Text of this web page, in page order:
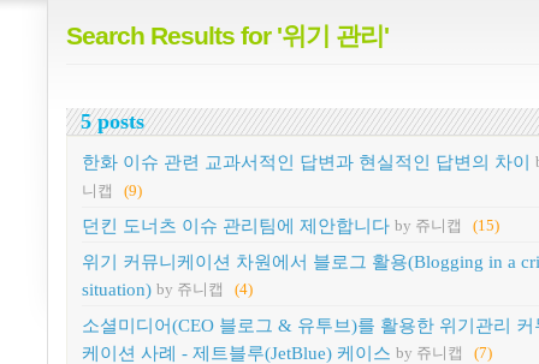
Search Results for '위기 관리'
5 posts
한화 이슈 관련 교과서적인 답변과 현실적인 답변의 차이
니캡 (9)
던킨 도너츠 이슈 관리팀에 제안합니다 by 쥬니캡 (15)
위기 커뮤니케이션 차원에서 블로그 활용(Blogging in a
situation) by 쥬니캡 (4)
소셜미디어(CEO 블로그 & 유투브)를 활용한 위기관리 커
케이션 사례 - 제트블루(JetBlue) 케이스 by 쥬니캡 (7)